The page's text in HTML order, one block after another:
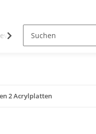
2 Acrylplatten